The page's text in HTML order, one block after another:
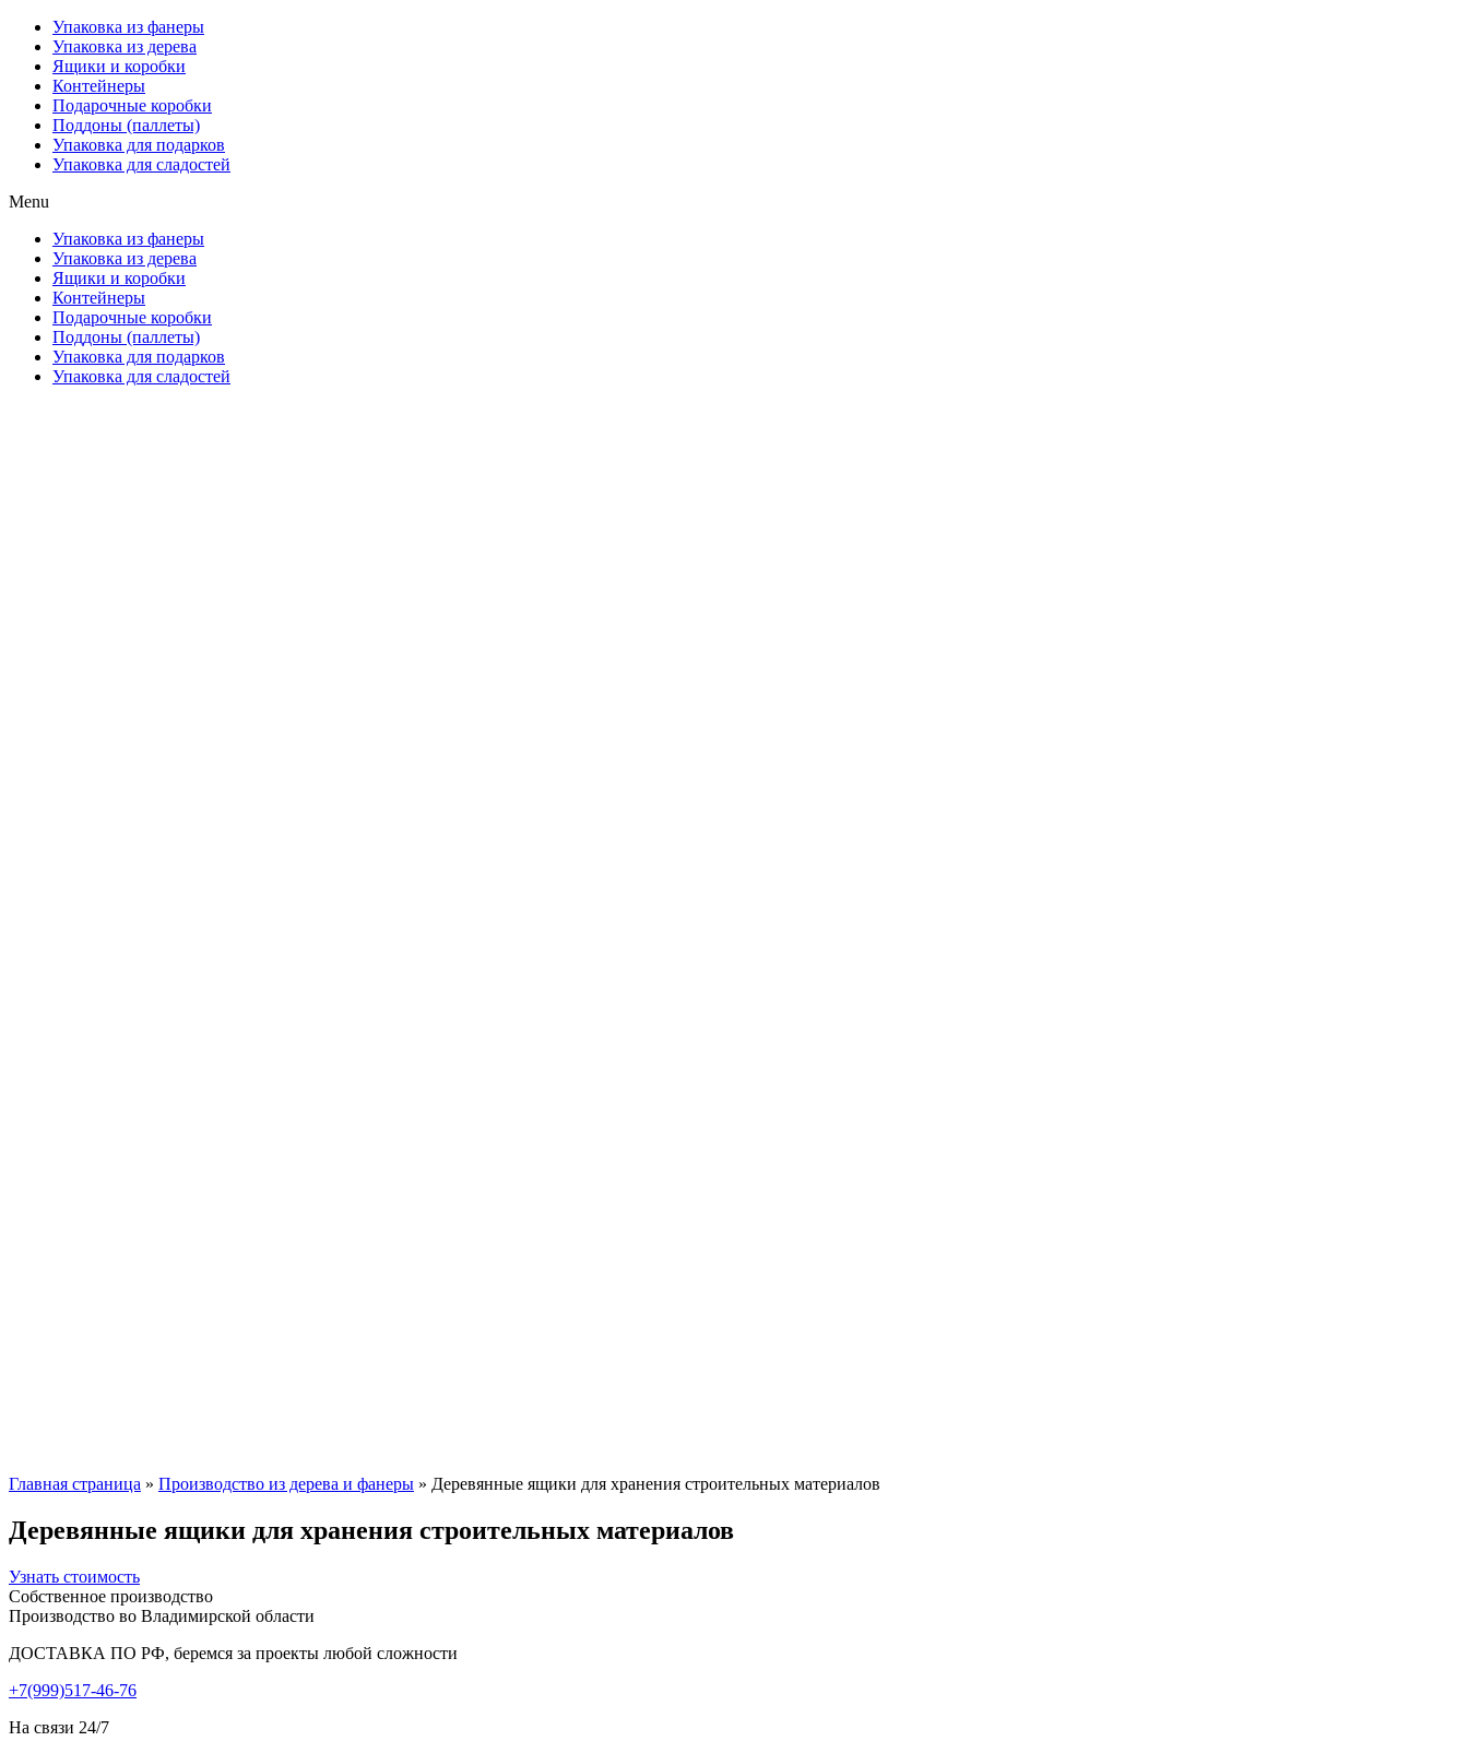
Упаковка из фанеры
Упаковка из дерева
Ящики и коробки
Контейнеры
Подарочные коробки
Поддоны (паллеты)
Упаковка для подарков
Упаковка для сладостей
Menu
Упаковка из фанеры
Упаковка из дерева
Ящики и коробки
Контейнеры
Подарочные коробки
Поддоны (паллеты)
Упаковка для подарков
Упаковка для сладостей
Главная страница » Производство из дерева и фанеры » Деревянные ящики для хранения строительных материалов
Деревянные ящики для хранения строительных материалов
Узнать стоимость
Собственное производство
Производство во Владимирской области
ДОСТАВКА ПО РФ, беремся за проекты любой сложности
+7(999)517-46-76
На связи 24/7